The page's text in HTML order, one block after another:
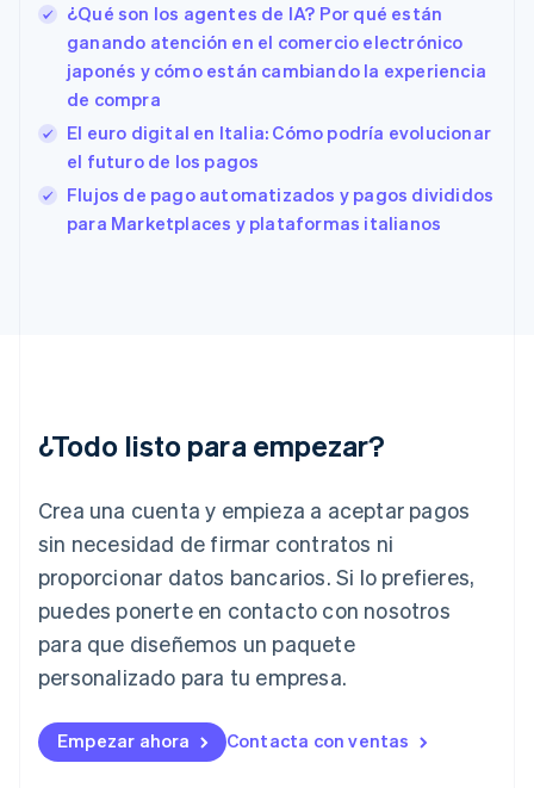
¿Qué son los agentes de IA? Por qué están
ganando atención en el comercio electrónico
japonés y cómo están cambiando la experiencia
de compra
El euro digital en Italia: Cómo podría evolucionar
el futuro de los pagos
Flujos de pago automatizados y pagos divididos
para Marketplaces y plataformas italianos
¿Todo listo para empezar?
Crea una cuenta y empieza a aceptar pagos
sin necesidad de firmar contratos ni
proporcionar datos bancarios. Si lo prefieres,
puedes ponerte en contacto con nosotros
para que diseñemos un paquete
personalizado para tu empresa.
Empezar ahora Contacta con ventas
España
EspañolEnglish
Estados Unidos
EnglishEspañol
English
Finlandia
English Svenska
Francia
English
Irlanda
Italia
English
Japón
日本語English
Letonia
Liechtenstein
DeutschEnglish
English
Luxemburgo